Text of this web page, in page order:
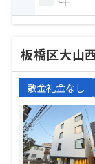
板橋区大山
敷金礼金なし